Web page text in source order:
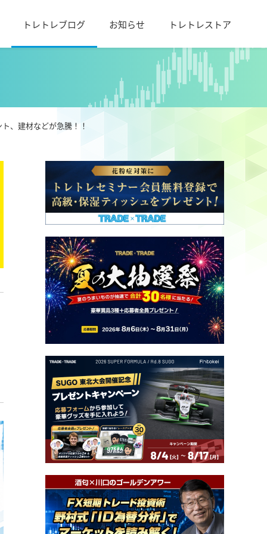
トレトレブログ お知らせ トレトレストア
、建材などが急騰！！